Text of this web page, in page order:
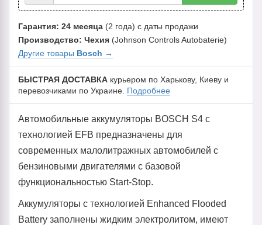
Гарантия: 24 месяца (2 года) с даты продажи
Производство: Чехия (Johnson Controls Autobaterie)
Другие товары Bosch →
БЫСТРАЯ ДОСТАВКА курьером по Харькову, Киеву и
перевозчиками по Украине. Подробнее
Автомобильные аккумуляторы BOSCH S4 с
технологией EFB предназначены для
современных малолитражных автомобилей с
бензиновыми двигателями с базовой
функциональностью Start-Stop.
Аккумуляторы с технологией Enhanced Flooded
Battery заполнены жидким электролитом, имеют